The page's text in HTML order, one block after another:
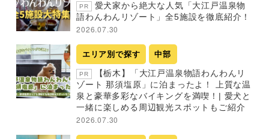
PR
愛犬家から絶大な人気「大江戸温泉物
語わんわんリゾート」全5施設を徹底紹介！
2026.07.30
エリア別で探す 中部
PR
【栃木】「大江戸温泉物語わんわんリ
ゾート 那須塩原」に泊まったよ！ 上質な温
泉と豪華多彩なバイキングを満喫！| 愛犬と
一緒に楽しめる周辺観光スポットもご紹介
2026.07.30